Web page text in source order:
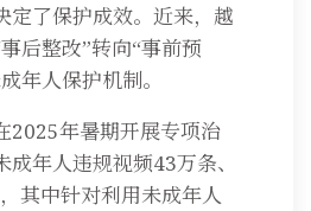
定了保护成效。近来，越
后整改”转向“事前预
年人保护机制。
年暑期开展专项治
年人违规视频43万条、
其中针对利用未成年人